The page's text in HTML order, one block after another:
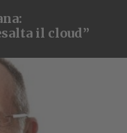
il cloud”